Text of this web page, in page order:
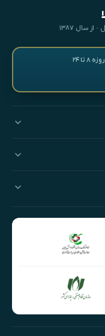
سال ۱۳۸۷
۲۴